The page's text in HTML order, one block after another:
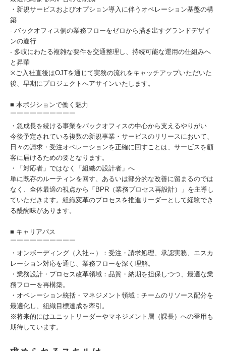
・新規サービスおよびオプション導入に伴うオペレーション基盤の構
築
- バックオフィス側の業務フローをゼロから描き出すグランドデザイ
ンの遂行
- 多岐にわたる複雑な要件を交通整理し、持続可能な運用の仕組みへ
と昇華
※ご入社直後はOJTを通じて実務の流れをキャッチアップいただいた
後、早期にプロジェクトへアサインいたします。
■ 本ポジションで働く魅力
￣￣￣￣￣￣￣￣￣￣
・急成長を続ける事業をバックオフィスの中心から支えるやりがい
今後予定されている複数の新規事業・サービスのリリースにおいて、
日々の請求・受注オペレーションを正確に回すことは、サービスを顧
客に届けるための要となります。
・「対応者」ではなく「組織の設計者」へ
単に既存のルーティンを回す、あるいは部分的な改善に留まるのでは
なく、全体最適の視点から「BPR（業務プロセス再設計）」を主導し
ていただきます。組織変革のプロセスを推進リーダーとして経験でき
る醍醐味があります。
■ キャリアパス
￣￣￣￣￣￣￣￣￣￣
・オンボーディング（入社～）：受注・請求処理、承認実務、エスカ
レーション対応を通じ、業務フローを深く理解。
・業務設計・プロセス改革領域：品質・納期を担保しつつ、最適な業
務フローを再構築。
・オペレーション統括・マネジメント領域：チームのリソース配分を
最適化し、組織目標達成を牽引。
※将来的にはユニットリーダーやマネジメント層（課長）への登用も
期待しています。